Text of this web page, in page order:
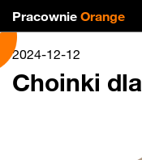
Pracownie Orange
2024-12-12
Choinki